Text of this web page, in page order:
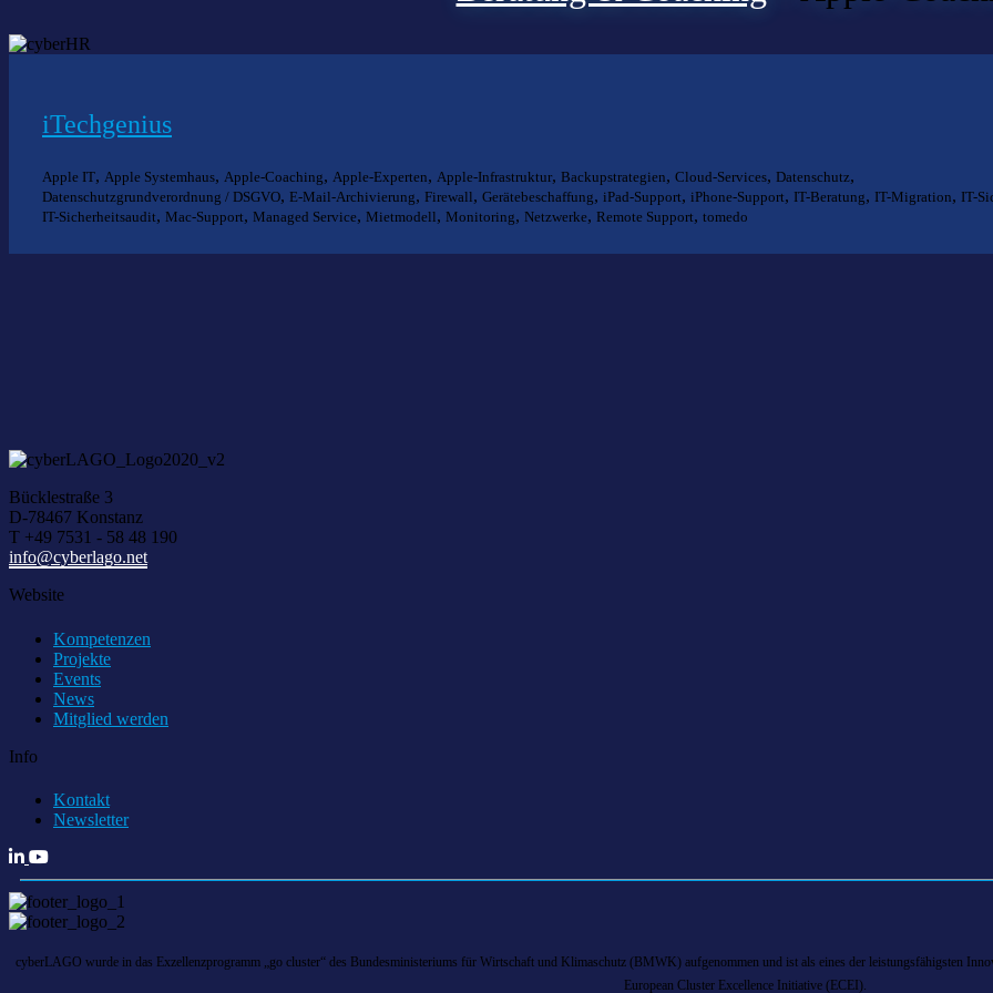
iTechgenius
Apple IT, Apple Systemhaus, Apple-Coaching, Apple-Experten, Apple-Infrastruktur, Backupstrategien, Cloud-Services, Datenschutz,
Datenschutzgrundverordnung / DSGVO, E-Mail-Archivierung, Firewall, Gerätebeschaffung, iPad-Support, iPhone-Support, IT-Beratung, IT-Migration, IT-
IT-Sicherheitsaudit, Mac-Support, Managed Service, Mietmodell, Monitoring, Netzwerke, Remote Support, tomedo
Bücklestraße 3
D-78467 Konstanz
T +49 7531 - 58 48 190
info@cyberlago.net
Website
Kompetenzen
Projekte
Events
News
Mitglied werden
Info
Kontakt
Newsletter
cyberLAGO wurde in das Exzellenzprogramm „go cluster“ des Bundesministeriums für Wirtschaft und Klimaschutz (BMWK) aufgenommen und ist als eines der leistungsfähigsten
European Cluster Excellence Initiative (ECEI).